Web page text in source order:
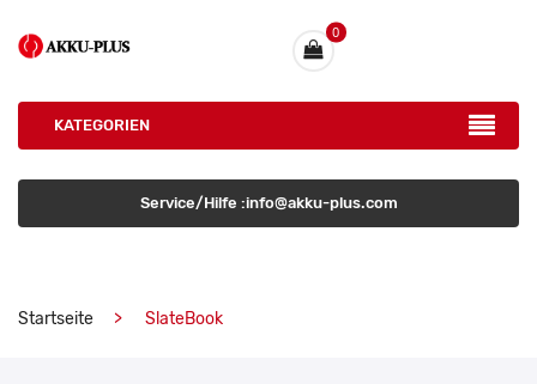
0
KATEGORIEN
Service/Hilfe :info@akku-plus.com
Startseite SlateBook